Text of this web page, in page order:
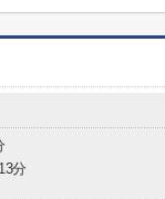
分